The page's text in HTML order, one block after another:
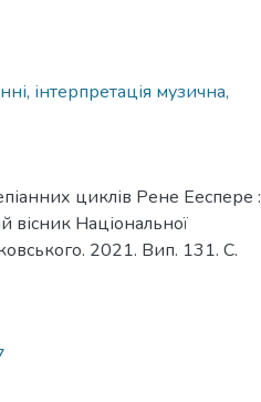
інтерпретація музична,
циклів Рене Ееспере :
вісник Національної
2021. Вип. 131. С.